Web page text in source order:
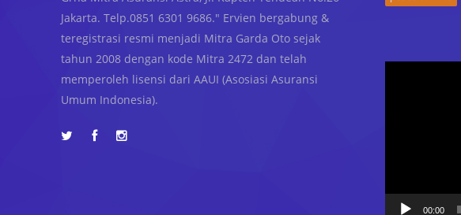
Jakarta. Telp.0851 6301 9686." Ervien bergabung &
teregistrasi resmi menjadi Mitra Garda Oto sejak
tahun 2008 dengan kode Mitra 2472 dan telah
memperoleh lisensi dari AAUI (Asosiasi Asuransi
Umum Indonesia).
00:00